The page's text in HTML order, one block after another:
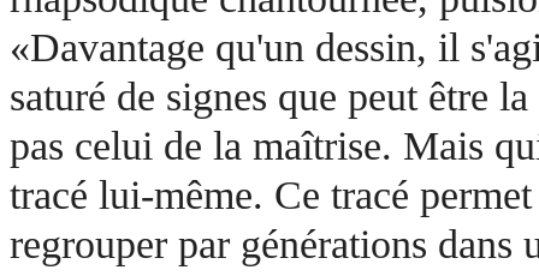
«Davantage qu'un dessin, il
saturé de signes que peut être
pas celui de la maîtrise. Mais
tracé lui-même. Ce tracé
regrouper par générations dans